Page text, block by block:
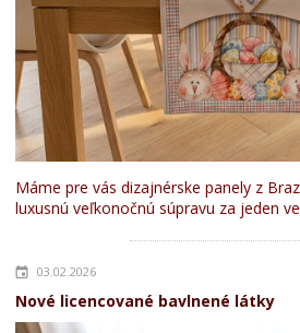
Máme pre vás dizajnérske panely z
luxusnú veľkonočnú súpravu za jeden
03.02.2026
Nové licencované bavlnené látky